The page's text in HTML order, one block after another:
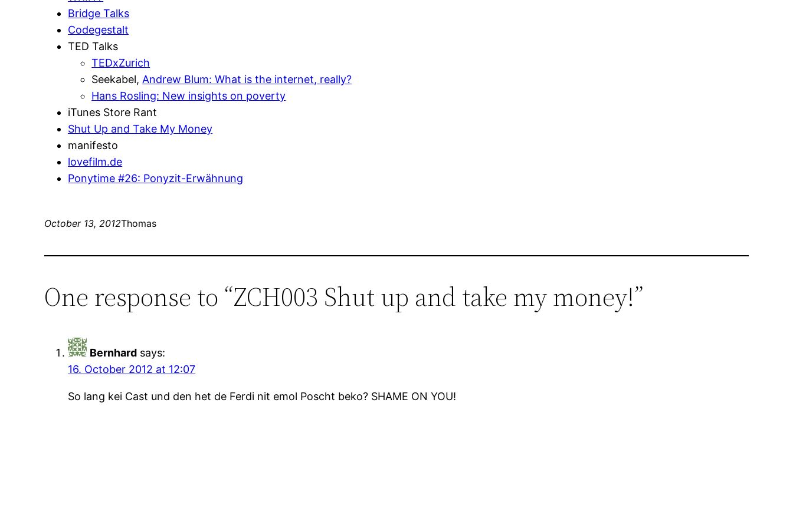
Bridge Talks
Codegestalt
TED Talks
TEDxZurich
Seekabel, Andrew Blum: What is the internet, really?
Hans Rosling: New insights on poverty
iTunes Store Rant
Shut Up and Take My Money
manifesto
lovefilm.de
Ponytime #26: Ponyzit-Erwähnung
October 13, 2012Thomas
One response to “ZCH003 Shut up and take my money!”
Bernhard says:
16. October 2012 at 12:07
So lang kei Cast und den het de Ferdi nit emol Poscht beko? SHAME ON YOU!